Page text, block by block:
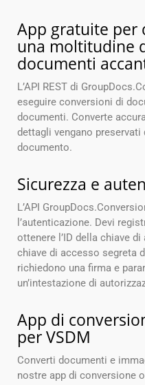
App gratuite per
una moltitudine
documenti
L’API REST di
eseguire conversioni di
documenti. Converte
dettagli vengano preservati
documento.
Sicurezza e
L’API
l’autenticazione. Devi
ottenere l’ID della chiave
chiave di accesso segreta
richiedono una firma e
un’intestazione di
App di
per VSDM
Converti documenti e
nostre app di conversione